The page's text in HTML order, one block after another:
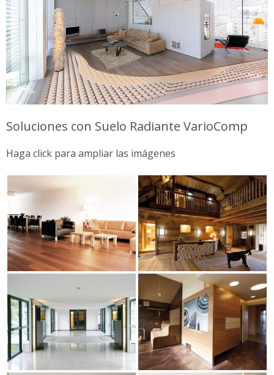
Soluciones con Suelo Radiante VarioComp
Haga click para ampliar las imágenes